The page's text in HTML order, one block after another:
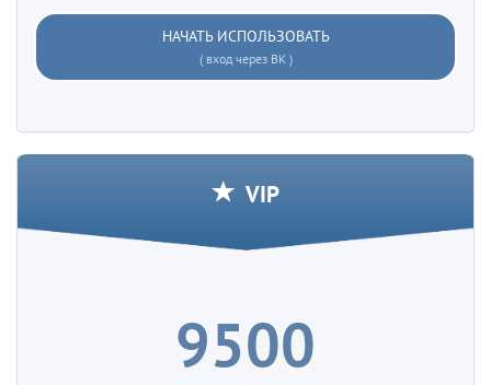
НАЧАТЬ ИСПОЛЬЗОВАТЬ
( вход через ВК )
VIP
9500